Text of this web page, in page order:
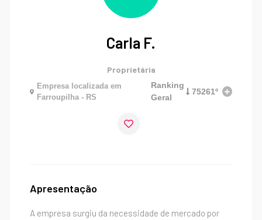
Carla F.
Proprietária
Empresa localizada em
Farroupilha - RS
Ranking
Geral
75261º
Apresentação
A empresa surgiu da necessidade de mercado por